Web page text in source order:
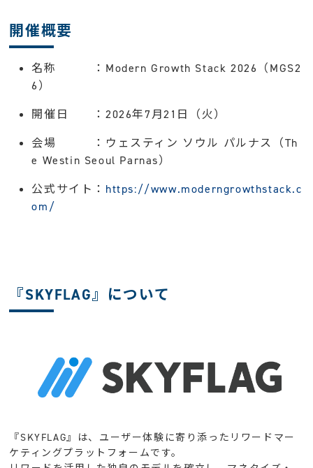
開催概要
名称 ：Modern Growth Stack 2026（MGS2
6）
開催日 ：2026年7月21日（火）
会場 ：ウェスティン ソウル パルナス（Th
e Westin Seoul Parnas）
公式サイト： https://www.moderngrowthstack.c
om/
『SKYFLAG』について
『SKYFLAG』は、ユーザー体験に寄り添ったリワードマー
ケティングプラットフォームです。